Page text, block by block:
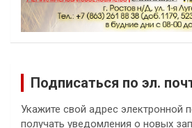
Подписаться по эл.
Укажите свой адрес электронной
получать уведомления о новых